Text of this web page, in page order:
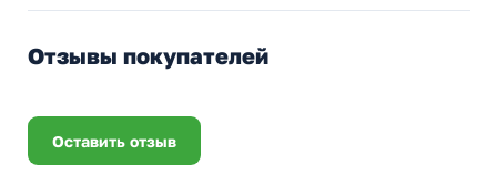
Отзывы покупателей
Оставить отзыв